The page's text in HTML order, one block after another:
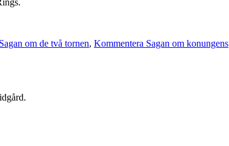
om de två tornen, Kommentera Sagan om konungens